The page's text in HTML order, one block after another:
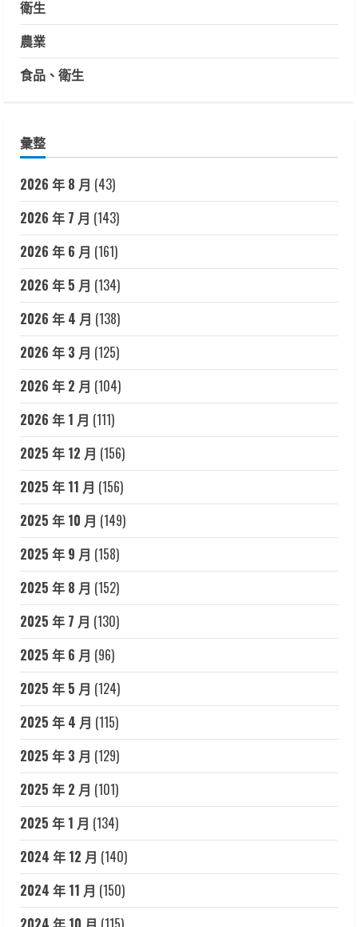
衛生
農業
食品、衛生
彙整
2026 年 8 月 (43)
2026 年 7 月 (143)
2026 年 6 月 (161)
2026 年 5 月 (134)
2026 年 4 月 (138)
2026 年 3 月 (125)
2026 年 2 月 (104)
2026 年 1 月 (111)
2025 年 12 月 (156)
2025 年 11 月 (156)
2025 年 10 月 (149)
2025 年 9 月 (158)
2025 年 8 月 (152)
2025 年 7 月 (130)
2025 年 6 月 (96)
2025 年 5 月 (124)
2025 年 4 月 (115)
2025 年 3 月 (129)
2025 年 2 月 (101)
2025 年 1 月 (134)
2024 年 12 月 (140)
2024 年 11 月 (150)